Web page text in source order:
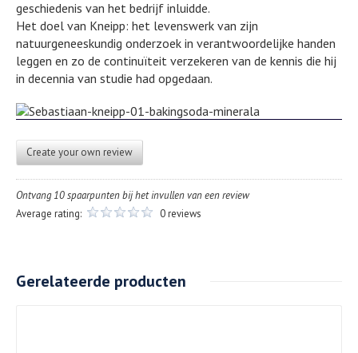
geschiedenis van het bedrijf inluidde.
Het doel van Kneipp: het levenswerk van zijn
natuurgeneeskundig onderzoek in verantwoordelijke handen
leggen en zo de continuïteit verzekeren van de kennis die hij
in decennia van studie had opgedaan.
Create your own review
Ontvang 10 spaarpunten bij het invullen van een review
Average rating:
0 reviews
Gerelateerde producten